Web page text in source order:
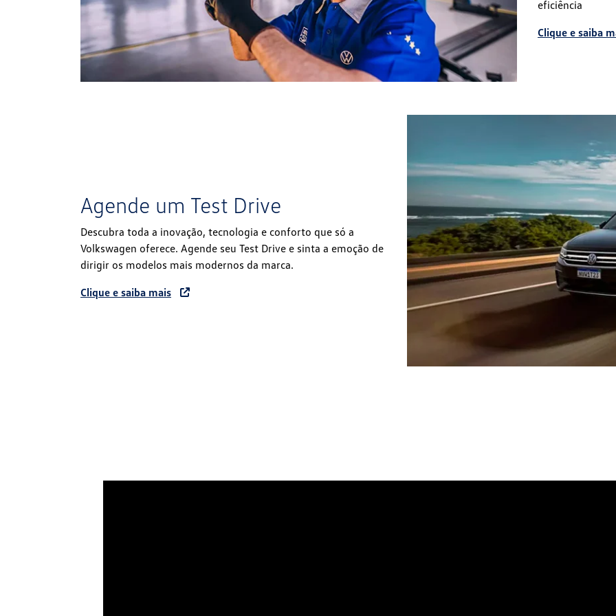
eficiência
Clique e saiba
Agende um Test Drive
Descubra toda a inovação, tecnologia e conforto que só a
Volkswagen oferece. Agende seu Test Drive e sinta a emoção de
dirigir os modelos mais modernos da marca.
Clique e saiba mais